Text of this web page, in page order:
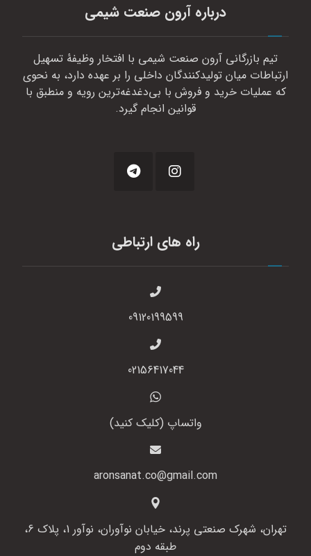
درباره آرون صنعت شیمی
تیم بازرگانی آرون صنعت شیمی با افتخار وظیفهٔ تسهیل
ارتباطات میان تولیدکنندگان داخلی را بر عهده دارد، به نحوی
که عملیات خرید و فروش با بی‌دغدغه‌ترین رویه و منطبق با
قوانین انجام گیرد.
راه های ارتباطی
09120199599
02156417044
واتساپ (کلیک کنید)
aronsanat.co@gmail.com
تهران، شهرک صنعتی پرند، خیابان نوآوران، نوآور 1، پلاک 6،
طبقه دوم